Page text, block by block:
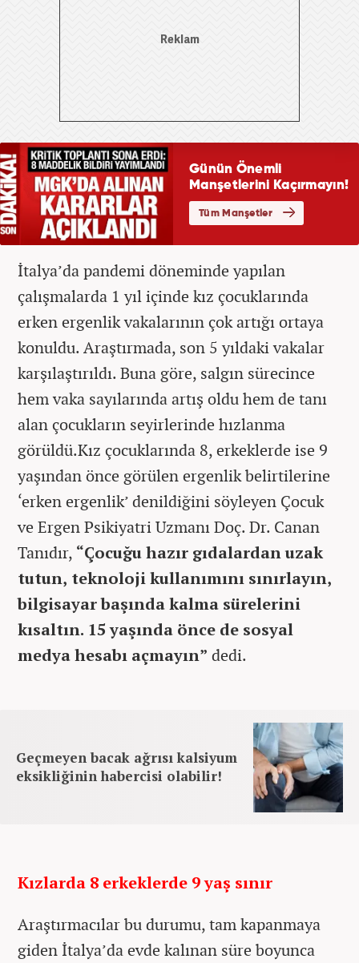
İtalya’da pandemi döneminde yapılan
çalışmalarda 1 yıl içinde kız çocuklarında
erken ergenlik vakalarının çok artığı ortaya
konuldu. Araştırmada, son 5 yıldaki vakalar
karşılaştırıldı. Buna göre, salgın sürecince
hem vaka sayılarında artış oldu hem de tanı
alan çocukların seyirlerinde hızlanma
görüldü.Kız çocuklarında 8, erkeklerde ise 9
yaşından önce görülen ergenlik belirtilerine
‘erken ergenlik’ denildiğini söyleyen Çocuk
ve Ergen Psikiyatri Uzmanı Doç. Dr. Canan
Tanıdır, “Çocuğu hazır gıdalardan uzak
tutun, teknoloji kullanımını sınırlayın,
bilgisayar başında kalma sürelerini
kısaltın. 15 yaşında önce de sosyal
medya hesabı açmayın” dedi.
Geçmeyen bacak ağrısı kalsiyum
eksikliğinin habercisi olabilir!
Kızlarda 8 erkeklerde 9 yaş sınır
Araştırmacılar bu durumu, tam kapanmaya
giden İtalya’da evde kalınan süre boyunca